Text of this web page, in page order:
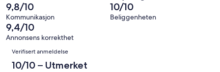
anmeldelser.
totalt
48
anmeldelser.
av
totalt
48
anmeldelser.
Forferdelig.
0
av
totalt
anmeldelser.
9,8/10
Kommunikasjon
10/10
Beliggenheten
9,4/10
Annonsens korrekthet
Anmeldelser
Verifisert anmeldelse
10/10 – Utmerket